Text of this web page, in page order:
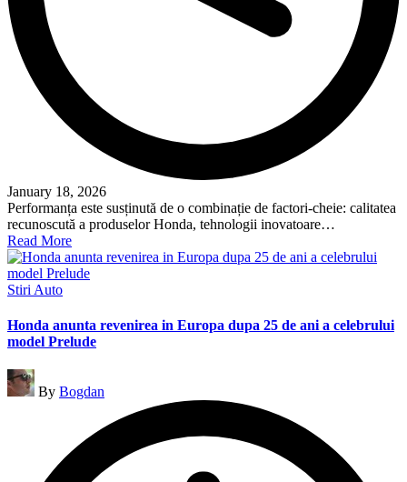
January 18, 2026
Performanța este susținută de o combinație de factori-cheie: calitatea
recunoscută a produselor Honda, tehnologii inovatoare…
Read More
Posted
Stiri Auto
Honda anunta revenirea in Europa dupa 25 de ani a celebrului
model Prelude
Posted
by
By Bogdan